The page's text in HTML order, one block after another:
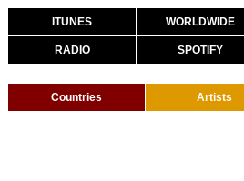
ITUNES WORLDWIDE
RADIO SPOTIFY
Countries Artists